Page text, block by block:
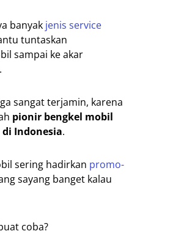
banyak jenis service
tuntaskan
sampai ke akar
sangat terjamin, karena
pionir bengkel mobil
Indonesia.
sering hadirkan promo-
sayang banget kalau
coba?